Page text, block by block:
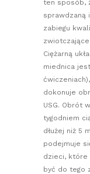
ten sposób,
sprawdzaną
zabiegu
Ciężarną
miednica
dokonuje
USG. Obrót
tygodniem
dłużej niż 5
podejmuje
dzieci, które
być do tego